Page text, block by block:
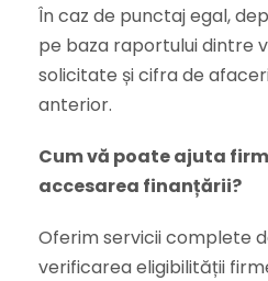
În caz de punctaj egal,
pe baza raportului dintre
solicitate și cifra de
anterior.
Cum vă poate ajuta
accesarea finanțării?
Oferim servicii complete
verificarea eligibilității